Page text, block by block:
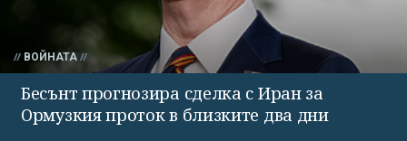
ВОЙНАТА
Бесънт прогнозира сделка с Иран за
Ормузкия проток в близките два дни